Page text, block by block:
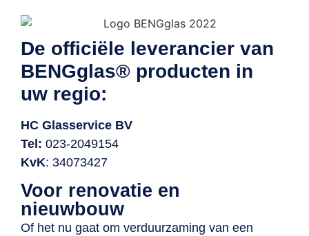
De officiële leverancier van
BENGglas® producten in
uw regio:
HC Glasservice BV
Tel: 023-2049154
KvK: 34073427
Voor renovatie en
nieuwbouw
Of het nu gaat om verduurzaming van een